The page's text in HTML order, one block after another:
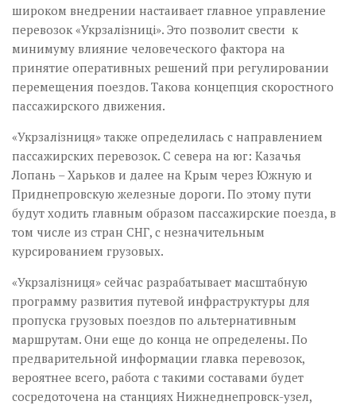
широком внедрении настаивает главное управление
перево­зок «Укрзалізниці». Это позволит свести к
минимуму влияние человеческого фактора на
принятие оперативных решений при регулировании
перемещения поездов. Такова концепция скоростного
пассажирского движения.
«Укрзалізниця» также определилась с направлением
пассажирских перевозок. С севера на юг: Казачья
Лопань – Харьков и далее на Крым через Южную и
Приднепровскую железные дороги. По этому пути
будут ходить главным образом пассажирские поезда, в
том числе из стран СНГ, с незначительным
курсированием грузовых.
«Укрзалізниця» сейчас разрабатывает масштабную
программу развития путевой инфраструктуры для
пропуска грузовых поездов по альтернативным
маршрутам. Они еще до конца не определены. По
предварительной информации главка перевозок,
вероятнее всего, работа с такими составами будет
сосредоточена на станциях Нижнеднепровск-узел,